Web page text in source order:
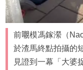
前𡃁模馮鎵瀠（
於渣馬終點拍攝的
見證到一幕「大婆